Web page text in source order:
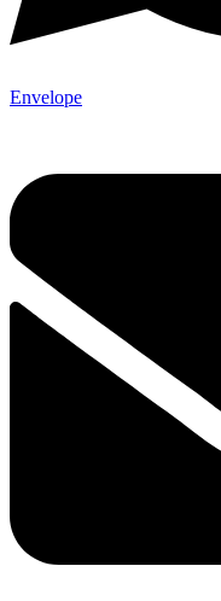
Envelope